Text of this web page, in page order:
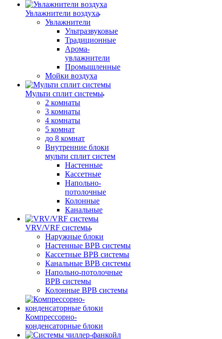
Увлажнители воздуха
Увлажнители
Ультразвуковые
Традиционные
Арома-
увлажнители
Промышленные
Мойки воздуха
Мульти сплит системы
2 комнаты
3 комнаты
4 комнаты
5 комнат
до 8 комнат
Внутренние блоки
мульти сплит систем
Настенные
Кассетные
Напольно-
потолочные
Колонные
Канальные
VRV/VRF системы
Наружные блоки
Настенные ВРВ системы
Кассетные ВРВ системы
Канальные ВРВ системы
Напольно-потолочные
ВРВ системы
Колонные ВРВ системы
Компрессорно-
конденсаторные блоки